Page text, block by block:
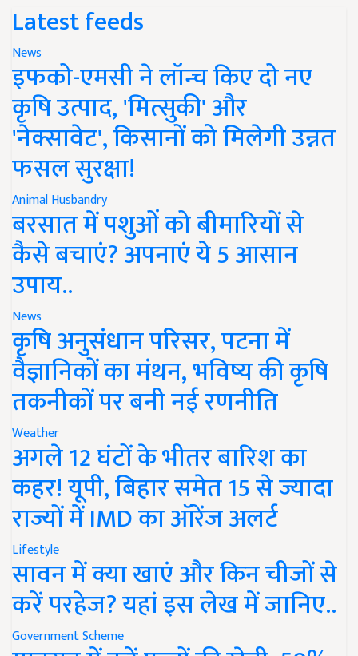
Latest feeds
News
इफको-एमसी ने लॉन्च किए दो नए
कृषि उत्पाद, 'मित्सुकी' और
'नेक्सावेट', किसानों को मिलेगी उन्नत
फसल सुरक्षा!
Animal Husbandry
बरसात में पशुओं को बीमारियों से
कैसे बचाएं? अपनाएं ये 5 आसान
उपाय..
News
कृषि अनुसंधान परिसर, पटना में
वैज्ञानिकों का मंथन, भविष्य की कृषि
तकनीकों पर बनी नई रणनीति
Weather
अगले 12 घंटों के भीतर बारिश का
कहर! यूपी, बिहार समेत 15 से ज्यादा
राज्यों में IMD का ऑरेंज अलर्ट
Lifestyle
सावन में क्या खाएं और किन चीजों से
करें परहेज? यहां इस लेख में जानिए..
Government Scheme